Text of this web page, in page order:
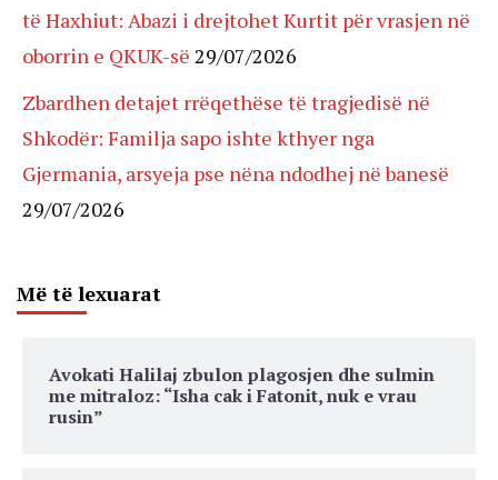
të Haxhiut: Abazi i drejtohet Kurtit për vrasjen në
oborrin e QKUK-së 29/07/2026
Zbardhen detajet rrëqethëse të tragjedisë në
Shkodër: Familja sapo ishte kthyer nga
Gjermania, arsyeja pse nëna ndodhej në banesë
29/07/2026
Më të lexuarat
Avokati Halilaj zbulon plagosjen dhe sulmin
me mitraloz: “Isha cak i Fatonit, nuk e vrau
rusin”